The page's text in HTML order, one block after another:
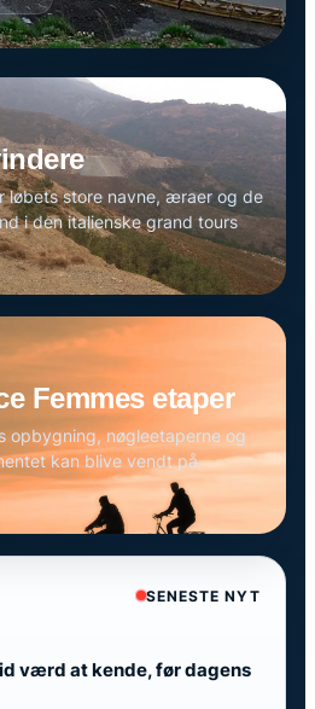
løbets store navne, æraer og de
i den italienske grand tours
Femmes etaper
opbygning, nøgleetaperne og
kan blive vendt på
SENESTE NYT
værd at kende, før dagens